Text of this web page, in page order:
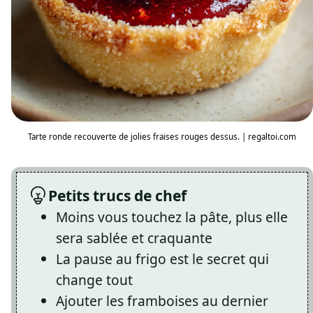
Tarte ronde recouverte de jolies fraises rouges dessus. | regaltoi.com
Petits trucs de chef
Moins vous touchez la pâte, plus elle
sera sablée et craquante
La pause au frigo est le secret qui
change tout
Ajouter les framboises au dernier